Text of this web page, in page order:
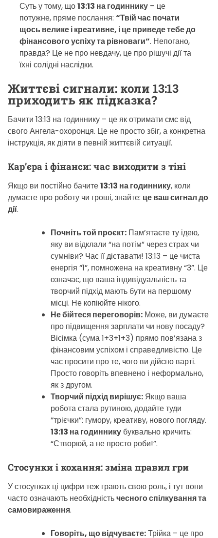
Суть у тому, що13:13 на годиннику – це
потужне, пряме послання: “Твій час почати
щось велике і креативне, і це приведе тебе до
фінансового успіху та рівноваги”. Непогано,
правда? Це не про невдачу, це про рішучі дії та
їхні солідні наслідки.
Життєві сигнали: коли 13:13
приходить як підказка?
Бачити 13:13 на годиннику – це як отримати смс від
свого Ангела-охоронця. Це не просто збіг, а конкретна
інструкція, як діяти в певній життєвій ситуації.
Кар’єра і фінанси: час виходити з тіні
Якщо ви постійно бачите13:13 на годиннику, коли
думаєте про роботу чи гроші, знайте: це ваш сигнал до
дії.
Почніть той проєкт: Пам’ятаєте ту ідею,
яку ви відклали “на потім” через страх чи
сумніви? Час її діставати! 13:13 – це чиста
енергія “1”, помножена на креативну “3”. Це
означає, що ваша індивідуальність та
творчий підхід мають бути на першому
місці. Не копіюйте нікого.
Не бійтеся переговорів: Може, ви думаєте
про підвищення зарплати чи нову посаду?
Вісімка (сума 1+3+1+3) прямо пов’язана з
фінансовим успіхом і справедливістю. Це
час просити про те, чого ви дійсно варті.
Просто говоріть впевнено і неформально,
як з другом.
Творчий підхід вирішує: Якщо ваша
робота стала рутиною, додайте туди
“трієчки”: гумору, креативу, нового погляду.
13:13 на годиннику буквально кричить:
“Створюй, а не просто роби!”.
Стосунки і кохання: зміна правил гри
У стосунках ці цифри теж грають свою роль, і тут вони
часто означають необхідністьчесного спілкування та
самовираження.
Говоріть, що відчуваєте:Трійка – це про